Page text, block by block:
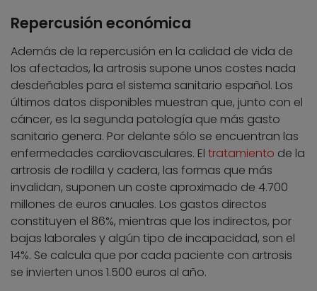
Repercusión económica
Además de la repercusión en la calidad de vida de
los afectados, la artrosis supone unos costes nada
desdeñables para el sistema sanitario español. Los
últimos datos disponibles muestran que, junto con el
cáncer, es la segunda patología que más gasto
sanitario genera. Por delante sólo se encuentran las
enfermedades cardiovasculares. El tratamiento de la
artrosis de rodilla y cadera, las formas que más
invalidan, suponen un coste aproximado de 4.700
millones de euros anuales. Los gastos directos
constituyen el 86%, mientras que los indirectos, por
bajas laborales y algún tipo de incapacidad, son el
14%. Se calcula que por cada paciente con artrosis
se invierten unos 1.500 euros al año.